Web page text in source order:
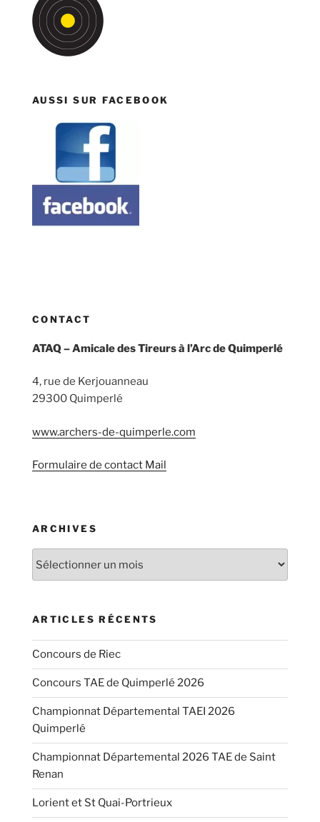
AUSSI SUR FACEBOOK
CONTACT
ATAQ – Amicale des Tireurs à l’Arc de Quimperlé
4, rue de Kerjouanneau
29300 Quimperlé
www.archers-de-quimperle.com
Formulaire de contact Mail
ARCHIVES
ARTICLES RÉCENTS
Concours de Riec
Concours TAE de Quimperlé 2026
Championnat Départemental TAEI 2026
Quimperlé
Championnat Départemental 2026 TAE de Saint
Renan
Lorient et St Quai-Portrieux